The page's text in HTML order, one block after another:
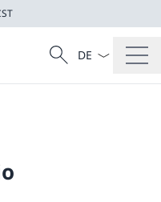
Suche
Suche
Sprach